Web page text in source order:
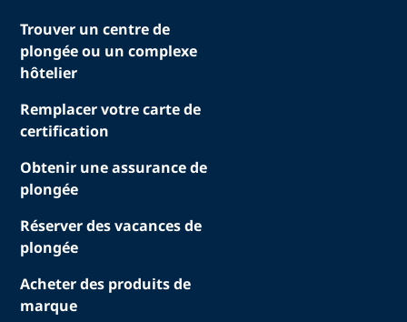
Trouver un centre de
plongée ou un complexe
hôtelier
Remplacer votre carte de
certification
Obtenir une assurance de
plongée
Réserver des vacances de
plongée
Acheter des produits de
marque